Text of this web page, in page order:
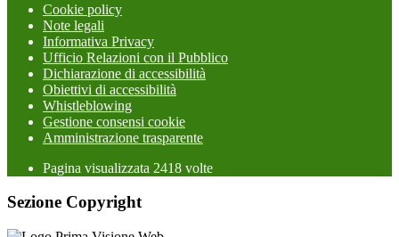
Cookie policy
Note legali
Informativa Privacy
Ufficio Relazioni con il Pubblico
Dichiarazione di accessibilità
Obiettivi di accessibilità
Whistleblowing
Gestione consensi cookie
Amministrazione trasparente
Pagina visualizzata 2418 volte
Sezione Copyright